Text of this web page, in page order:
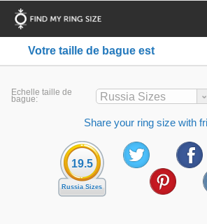
Votre taille de bague est
Echelle taille de
bague: Russia Sizes
Share your ring size with
19.5
Russia Sizes